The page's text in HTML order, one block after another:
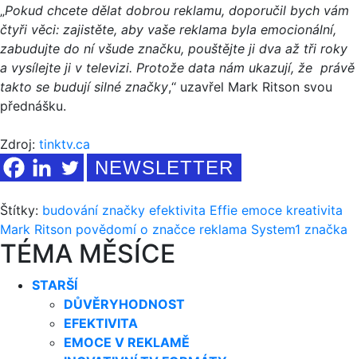
„Pokud chcete dělat dobrou reklamu, doporučil bych vám
čtyři věci: zajistěte, aby vaše reklama byla emocionální,
zabudujte do ní všude značku, pouštějte ji dva až tři roky
a vysílejte ji v televizi. Protože data nám ukazují, že právě
takto se budují silné značky,‘‘ uzavřel Mark Ritson svou
přednášku.
Zdroj: tinktv.ca
NEWSLETTER
Štítky: budování značky efektivita Effie emoce kreativita
Mark Ritson povědomí o značce reklama System1 značka
TÉMA MĚSÍCE
STARŠÍ
DŮVĚRYHODNOST
EFEKTIVITA
EMOCE V REKLAMĚ